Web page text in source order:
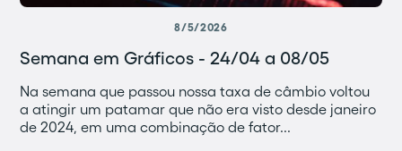
8/5/2026
Semana em Gráficos - 24/04 a 08/05
Na semana que passou nossa taxa de câmbio voltou
a atingir um patamar que não era visto desde janeiro
de 2024, em uma combinação de fator...